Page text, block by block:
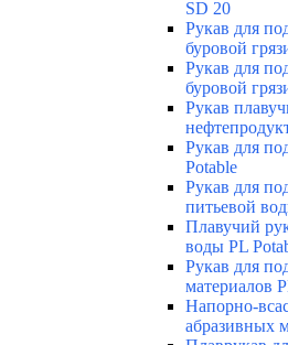
SD 20
Рукав для
буровой
Рукав для
буровой
Рукав
Рукав для
Potable
Рукав для
питьевой
Плавучий
воды PL
Рукав для
материалов
Напорно-
абразивных